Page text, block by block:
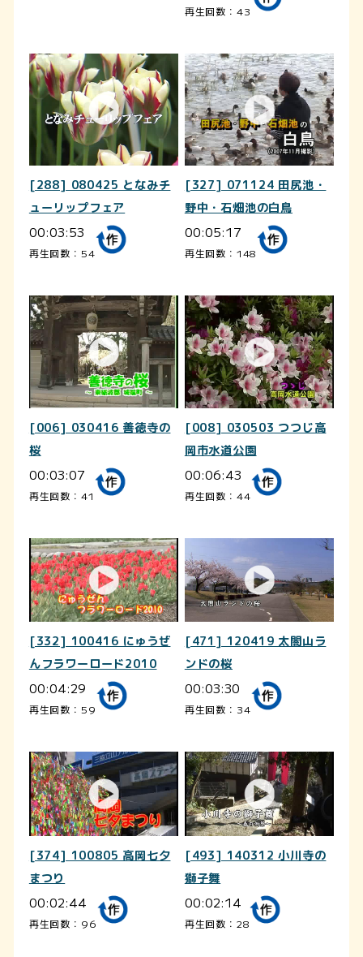
再生回数：43
[288] 080425 となみチ
ューリップフェア
00:03:53
再生回数：54
[327] 071124 田尻池・
野中・石畑池の白鳥
00:05:17
再生回数：148
[006] 030416 善徳寺の
桜
00:03:07
再生回数：41
[008] 030503 つつじ高
岡市水道公園
00:06:43
再生回数：44
[332] 100416 にゅうぜ
んフラワーロード2010
00:04:29
再生回数：59
[471] 120419 太閤山ラ
ンドの桜
00:03:30
再生回数：34
[374] 100805 高岡七夕
まつり
00:02:44
再生回数：96
[493] 140312 小川寺の
獅子舞
00:02:14
再生回数：28